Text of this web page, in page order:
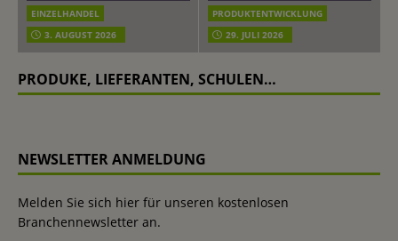
EINZELHANDEL
3. AUGUST 2026
PRODUKTENTWICKLUNG
29. JULI 2026
PRODUKE, LIEFERANTEN, SCHULEN…
NEWSLETTER ANMELDUNG
Melden Sie sich hier für unseren kostenlosen
Branchennewsletter an.